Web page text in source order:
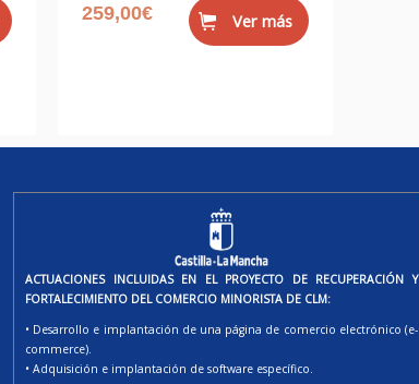
259,00€ Ver más
ACTUACIONES INCLUIDAS EN EL PROYECTO DE RECUPERACIÓN Y
FORTALECIMIENTO DEL COMERCIO MINORISTA DE CLM:
• Desarrollo e implantación de una página de comercio electrónico (e-
commerce).
• Adquisición e implantación de software específico.